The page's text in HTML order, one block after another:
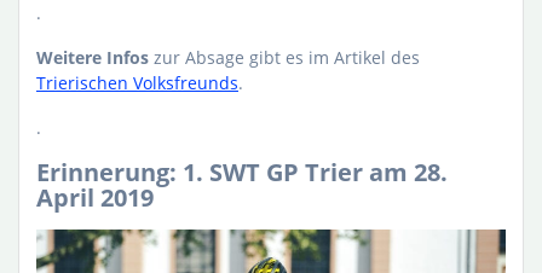
.
Weitere Infos zur Absage gibt es im Artikel des
Trierischen Volksfreunds.
.
Erinnerung: 1. SWT GP Trier am 28.
April 2019